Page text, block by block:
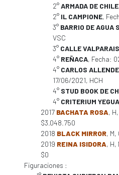
2°ARMADA DE CHILE
2° IL CAMPIONE,
3° BARRIO DE AGUA
VSC
3° CALLE
4° REÑACA, Fecha:
4° CARLOS
17/06/2021, HCH
4° STUD BOOK DE
4° CRITERIUM
2017 BACHATA ROSA,
$3.048.750
2018 BLACK MIRROR, M,
2019 REINA ISIDORA, H,
$0
Figuraciones :